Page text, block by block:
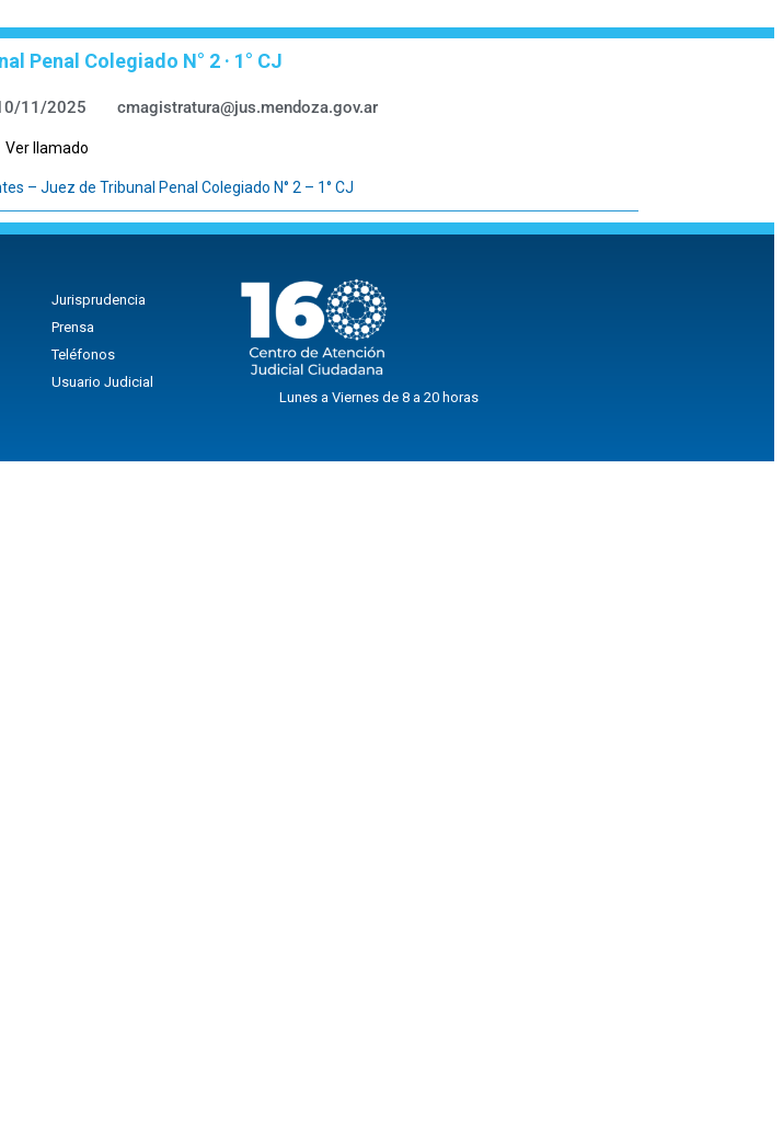
Penal Colegiado N° 2 · 1° CJ
11/2025 cmagistratura@jus.mendoza.gov.ar
Ver llamado
– Juez de Tribunal Penal Colegiado N° 2 – 1° CJ
Jurisprudencia
Prensa
Teléfonos
Usuario Judicial
Lunes a Viernes de 8 a 20 horas